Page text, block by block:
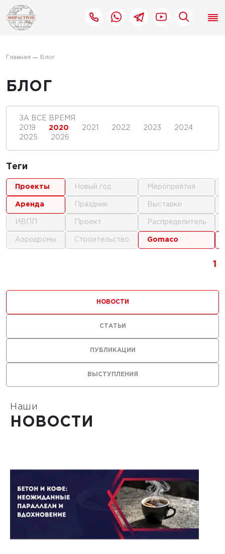
Главная Блог
БЛОГ
1
г.
1
ВЫСТУПЛЕНИЯ
ПУБЛИКАЦИИ
НОВОСТИ
СТАТЬИ
ЗА ВСЕ ВРЕМЯ
2019
2020 2021 2022 2023
2024
2025
2026
Теги
проекты
аренда
ИВПП
аэродромы
новый год
праздник
проект
строительство
мероприятия
выставки
распределитель
gomaco
Наши
НОВОСТИ